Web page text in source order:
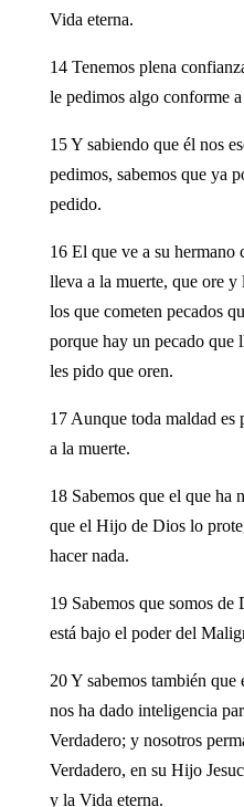
Vida eterna.
14 Tenemos plena
le pedimos algo conforme
15 Y sabiendo que él nos
pedimos, sabemos que ya
pedido.
16 El que ve a su hermano
lleva a la muerte, que ore
los que cometen pecados
porque hay un pecado que
les pido que oren.
17 Aunque toda maldad es
a la muerte.
18 Sabemos que el que ha
que el Hijo de Dios lo
hacer nada.
19 Sabemos que somos
está bajo el poder del
20 Y sabemos también
nos ha dado inteligencia
Verdadero; y nosotros
Verdadero, en su Hijo
y la Vida eterna.